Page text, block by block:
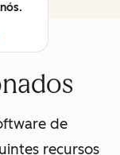
de
recursos